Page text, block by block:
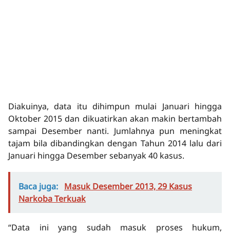
Diakuinya, data itu dihimpun mulai Januari hingga
Oktober 2015 dan dikuatirkan akan makin bertambah
sampai Desember nanti. Jumlahnya pun meningkat
tajam bila dibandingkan dengan Tahun 2014 lalu dari
Januari hingga Desember sebanyak 40 kasus.
Baca juga: Masuk Desember 2013, 29 Kasus
Narkoba Terkuak
“Data ini yang sudah masuk proses hukum,